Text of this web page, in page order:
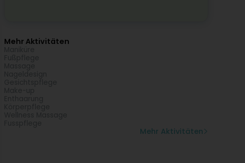
Mehr Aktivitäten
Mehr Aktivitäten